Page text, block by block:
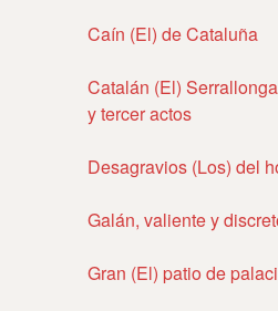
Caín (El) de Cataluña
Catalán (El)
y tercer actos
Desagravios (Los) del
Galán, valiente y
Gran (El) patio de